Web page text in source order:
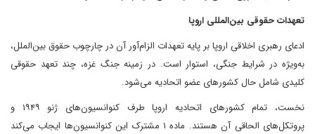
تعهدات حقوقی بین‌المللی اروپا
ادعای رهبری اخلاقی اروپا بر پایه تعهدات الزام‌آور آن در چارچوب حقوق بین‌الملل،
به‌ویژه در شرایط جنگی، استوار است. در زمینه جنگ غزه، چند تعهد حقوقی
کلیدی شامل حال کشورهای عضو اتحادیه می‌شود.
نخست، تمام کشورهای اتحادیه اروپا طرف کنوانسیون‌های ژنو ۱۹۴۹ و
پروتکل‌های الحاقی آن هستند. ماده ۱ مشترک این کنوانسیون‌ها ایجاب می‌کند